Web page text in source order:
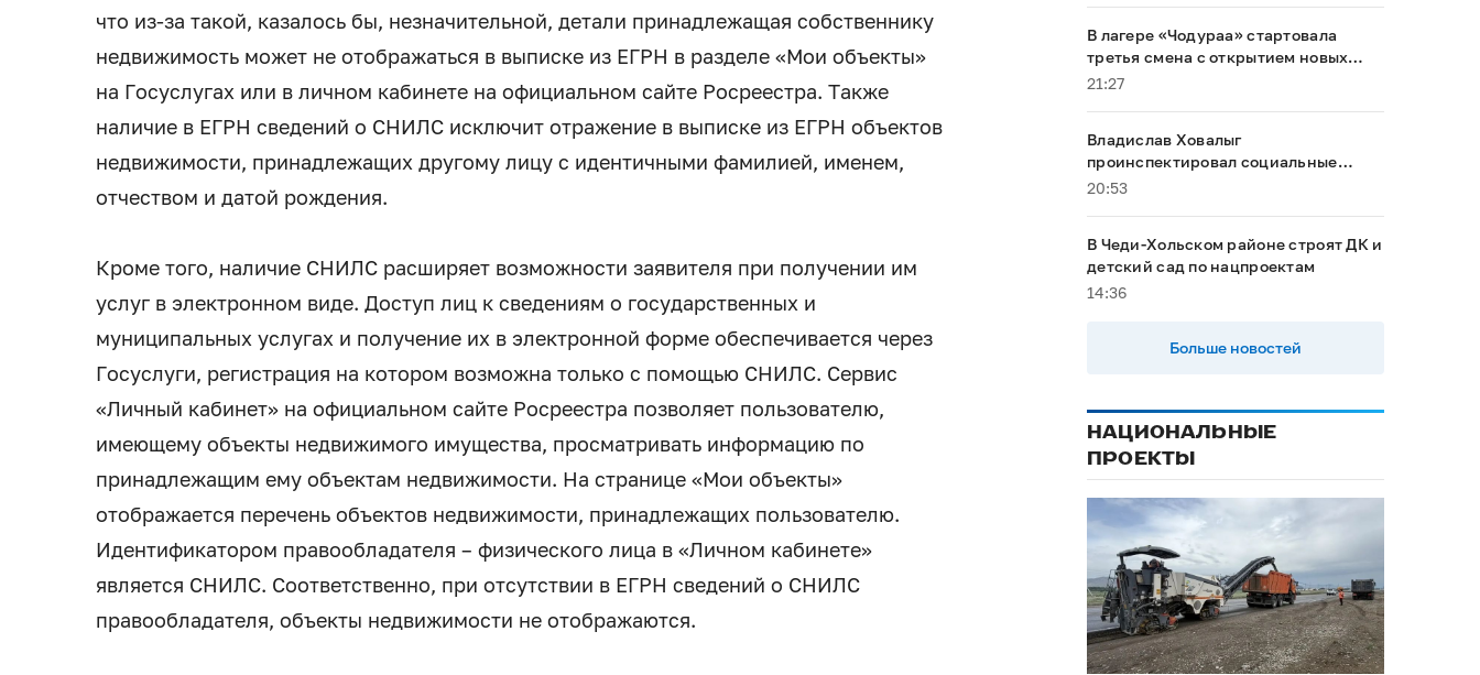
что из-за такой, казалось бы, незначительной, детали принадлежащая собственнику
недвижимость может не отображаться в выписке из ЕГРН в разделе «Мои объекты»
на Госуслугах или в личном кабинете на официальном сайте Росреестра. Также
наличие в ЕГРН сведений о СНИЛС исключит отражение в выписке из ЕГРН объектов
недвижимости, принадлежащих другому лицу с идентичными фамилией, именем,
отчеством и датой рождения.
Кроме того, наличие СНИЛС расширяет возможности заявителя при получении им
услуг в электронном виде. Доступ лиц к сведениям о государственных и
муниципальных услугах и получение их в электронной форме обеспечивается через
Госуслуги, регистрация на котором возможна только с помощью СНИЛС. Сервис
«Личный кабинет» на официальном сайте Росреестра позволяет пользователю,
имеющему объекты недвижимого имущества, просматривать информацию по
принадлежащим ему объектам недвижимости. На странице «Мои объекты»
отображается перечень объектов недвижимости, принадлежащих пользователю.
Идентификатором правообладателя – физического лица в «Личном кабинете»
является СНИЛС. Соответственно, при отсутствии в ЕГРН сведений о СНИЛС
правообладателя, объекты недвижимости не отображаются.
В лагере «Чодураа» стартовала
третья смена с открытием новых
корпусов
21:27
Владислав Ховалыг
проинспектировал социальные
объекты в Тандинском районе
20:53
В Чеди-Хольском районе строят ДК и
детский сад по нацпроектам
14:36
Больше новостей
НАЦИОНАЛЬНЫЕ
ПРОЕКТЫ